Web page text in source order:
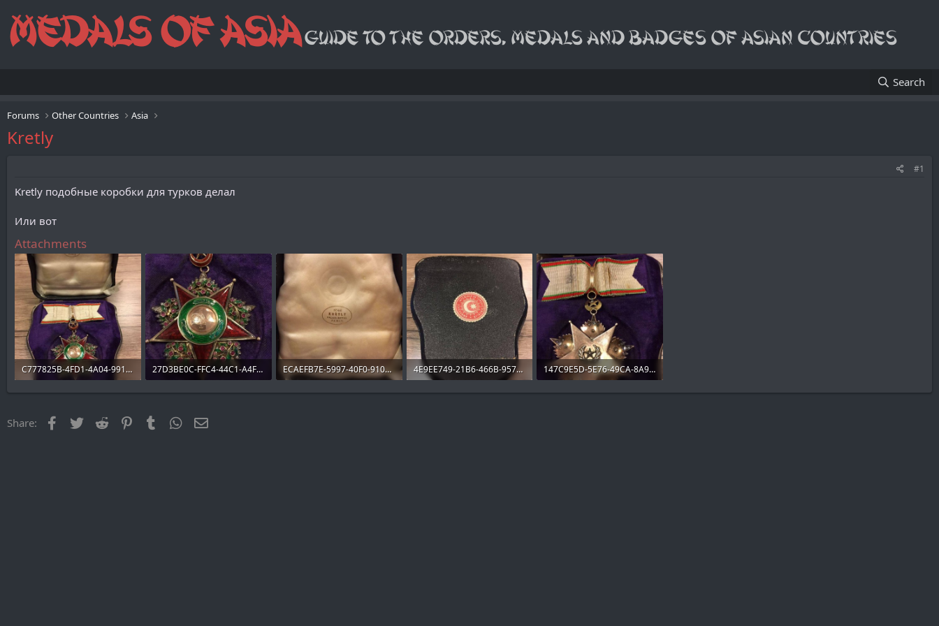
Search
Forums Other Countries Asia
Kretly
#1
Kretly подобные коробки для турков делал
Или вот
Attachments
C777825B-4FD1-4A04-9912-2A8849B80833.jpeg
174.3 KB · Views: 13
27D3BE0C-FFC4-44C1-A4FC-A6F755162095.jpeg
176.8 KB · Views: 10
ECAEFB7E-5997-40F0-9107-B1690B9A9B2C.jpeg
129.8 KB · Views: 8
4E9EE749-21B6-466B-9572-A46E5B4671CC.jpeg
224.1 KB · Views: 11
147C9E5D-5E76-49CA-8A9A-BB9DE6E059CC.jpeg
184.3 KB · Views: 11
Share: Facebook
Twitter Reddit PinterestTumblr WhatsApp